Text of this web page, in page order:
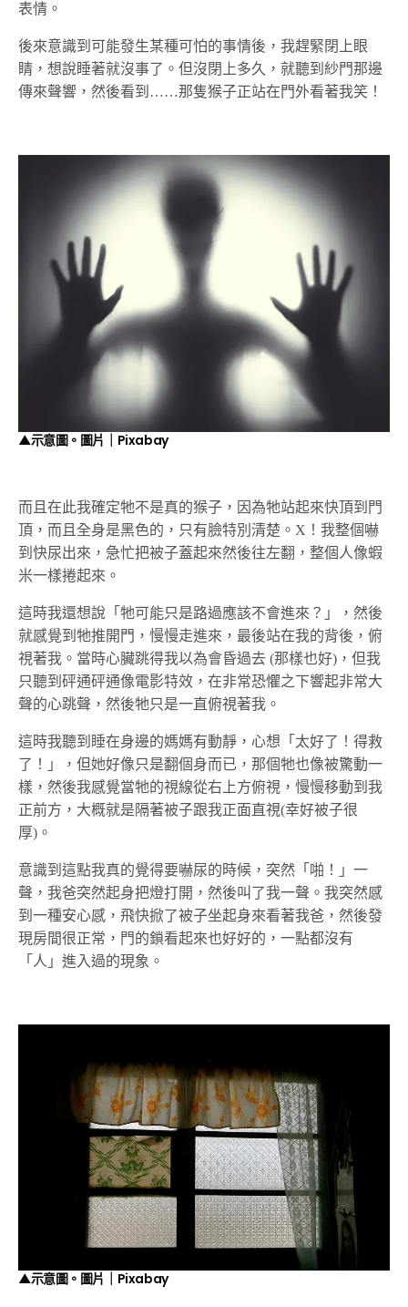
表情。
後來意識到可能發生某種可怕的事情後，我趕緊閉上眼
睛，想說睡著就沒事了。但沒閉上多久，就聽到紗門那邊
傳來聲響，然後看到……那隻猴子正站在門外看著我笑！
▲示意圖。圖片｜Pixabay
而且在此我確定牠不是真的猴子，因為牠站起來快頂到門
頂，而且全身是黑色的，只有臉特別清楚。X！我整個嚇
到快尿出來，急忙把被子蓋起來然後往左翻，整個人像蝦
米一樣捲起來。
這時我還想說「牠可能只是路過應該不會進來？」，然後
就感覺到牠推開門，慢慢走進來，最後站在我的背後，俯
視著我。當時心臟跳得我以為會昏過去 (那樣也好)，但我
只聽到砰通砰通像電影特效，在非常恐懼之下響起非常大
聲的心跳聲，然後牠只是一直俯視著我。
這時我聽到睡在身邊的媽媽有動靜，心想「太好了！得救
了！」，但她好像只是翻個身而已，那個牠也像被驚動一
樣，然後我感覺當牠的視線從右上方俯視，慢慢移動到我
正前方，大概就是隔著被子跟我正面直視(幸好被子很
厚)。
意識到這點我真的覺得要嚇尿的時候，突然「啪！」一
聲，我爸突然起身把燈打開，然後叫了我一聲。我突然感
到一種安心感，飛快掀了被子坐起身來看著我爸，然後發
現房間很正常，門的鎖看起來也好好的，一點都沒有
「人」進入過的現象。
▲示意圖。圖片｜Pixabay